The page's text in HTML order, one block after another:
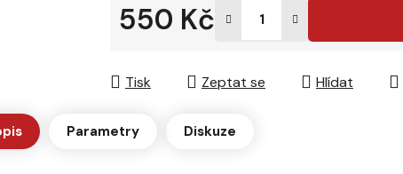
550 Kč
Tisk Zeptat se Hlídat
Parametry Diskuze